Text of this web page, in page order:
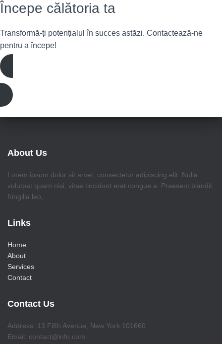
Începe călătoria ta
Transformă-ți potențialul în succes astăzi. Contactează-ne
pentru a începe!
Înscrie-te acum
About Us
Lorem ipsum dolor sit amet, consectetur adipiscing elit. Nulla
volutpat quam nisi, vitae tincidunt erat congue a. Praesent blandit
fringilla leo,
Links
Home
About
Services
Contact
Contact Us
Address: 13 Fifth Avenue, New York 101660
Email: contact@info.com